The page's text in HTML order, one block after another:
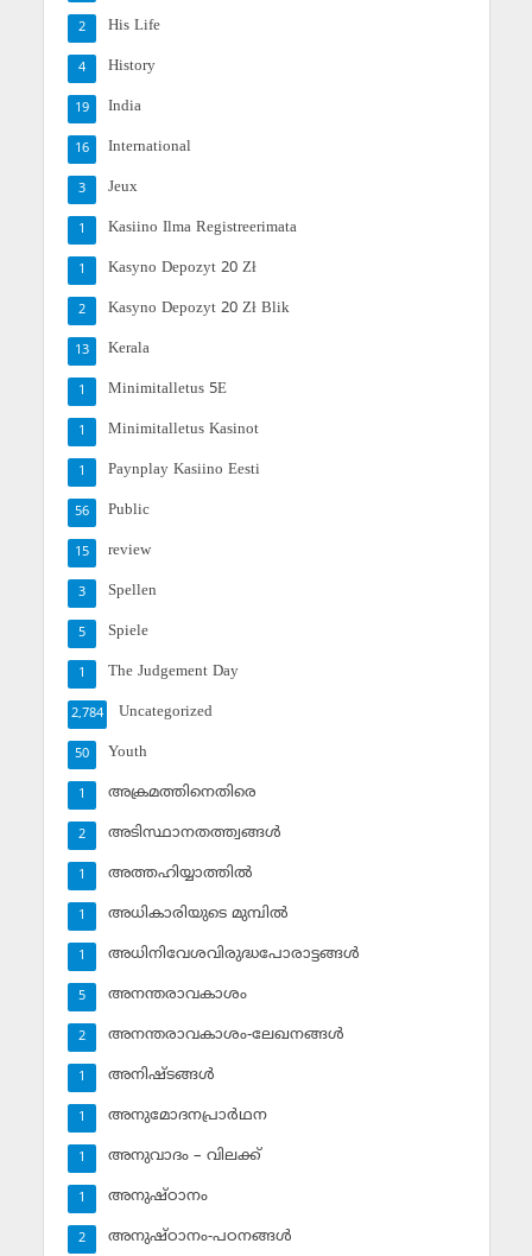
His Life
2
History
4
India
19
International
16
Jeux
3
Kasiino Ilma Registreerimata
1
Kasyno Depozyt 20 Zł
1
Kasyno Depozyt 20 Zł Blik
2
Kerala
13
Minimitalletus 5E
1
Minimitalletus Kasinot
1
Paynplay Kasiino Eesti
1
Public
56
review
15
Spellen
3
Spiele
5
The Judgement Day
1
Uncategorized
2,784
Youth
50
അക്രമത്തിനെതിരെ
1
അടിസ്ഥാനതത്ത്വങ്ങള്‍
2
അത്തഹിയ്യാത്തില്‍
1
അധികാരിയുടെ മുമ്പില്‍
1
അധിനിവേശവിരുദ്ധപോരാട്ടങ്ങള്‍
1
അനന്തരാവകാശം
5
അനന്തരാവകാശം-ലേഖനങ്ങള്‍
2
അനിഷ്ടങ്ങള്‍
1
അനുമോദനപ്രാര്‍ഥന
1
അനുവാദം – വിലക്ക്‌
1
അനുഷ്ഠാനം
1
അനുഷ്ഠാനം-പഠനങ്ങള്‍
2